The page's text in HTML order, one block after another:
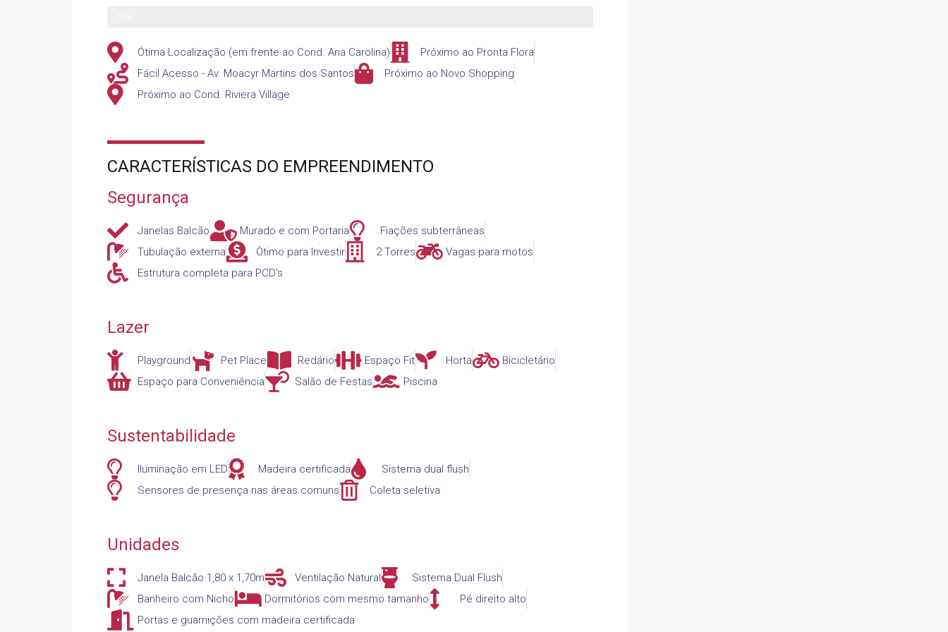
Ótima Localização (em frente ao Cond. Ana Carolina)
Próximo ao Pronta Flora
Fácil Acesso - Av. Moacyr Martins dos Santos
Próximo ao Novo Shopping
Próximo ao Cond. Riviera Village
CARACTERÍSTICAS DO EMPREENDIMENTO
Segurança
Janelas Balcão Murado e com Portaria
Fiações subterrâneas
Tubulação externa
Ótimo para Investir 2 Torres
Vagas para motos
Estrutura completa para PCD's
Lazer
Playground Pet Place Redário Espaço Fit Horta
Bicicletário
Espaço para Conveniência
Salão de Festas Piscina
Sustentabilidade
Iluminação em LED Madeira certificada
Sistema dual flush
Sensores de presença nas áreas comuns
Coleta seletiva
Unidades
Janela Balcão 1,80 x 1,70m Ventilação Natural
Sistema Dual Flush
Banheiro com Nicho
Dormitórios com mesmo tamanho
Pé direito alto
Portas e guarnições com madeira certificada